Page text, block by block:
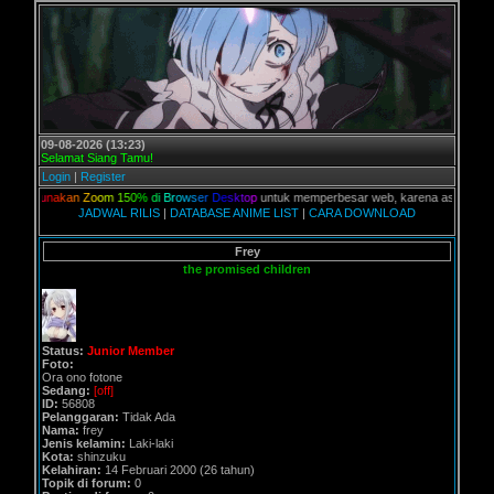
09-08-2026 (13:23)
Selamat Siang Tamu!
Login | Register
om 150% di B rowse r Desktopuntuk memperbesar web, karena aslinya web ini
JADWAL RILIS | DATABASE ANIME LIST | CARA DOWNLOAD
Frey
the promised children
Status: Junior Member
Foto:
Ora ono fotone
Sedang: [off]
ID: 56808
Pelanggaran: Tidak Ada
Nama: frey
Jenis kelamin: Laki-laki
Kota: shinzuku
Kelahiran: 14 Februari 2000 (26 tahun)
Topik di forum: 0